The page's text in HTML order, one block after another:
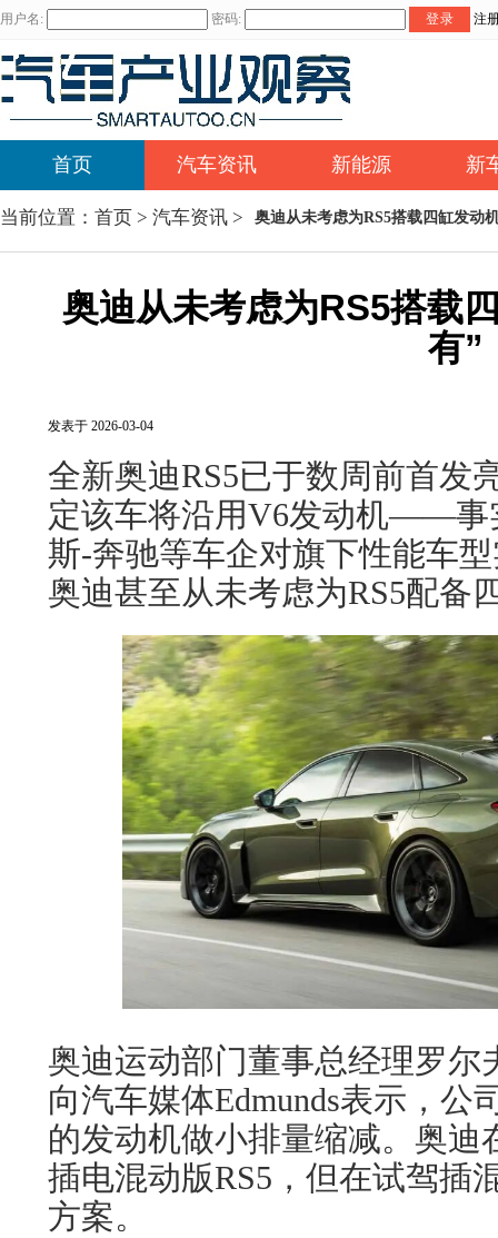
用户名: 密码: 登录 注
首页 汽车资讯 新能源 新
当前位置： 首页 > 汽车资讯 > 奥迪从未考虑为RS5搭载四缸发动
奥迪从未考虑为RS5搭载
有”
发表于 2026-03-04
全新奥迪RS5已于数周前首发
定该车将沿用V6发动机——事
斯-奔驰等车企对旗下性能车
奥迪甚至从未考虑为RS5配备
奥迪运动部门董事总经理罗尔
向汽车媒体Edmunds表示，公
的发动机做小排量缩减。奥迪
插电混动版RS5，但在试驾插
方案。